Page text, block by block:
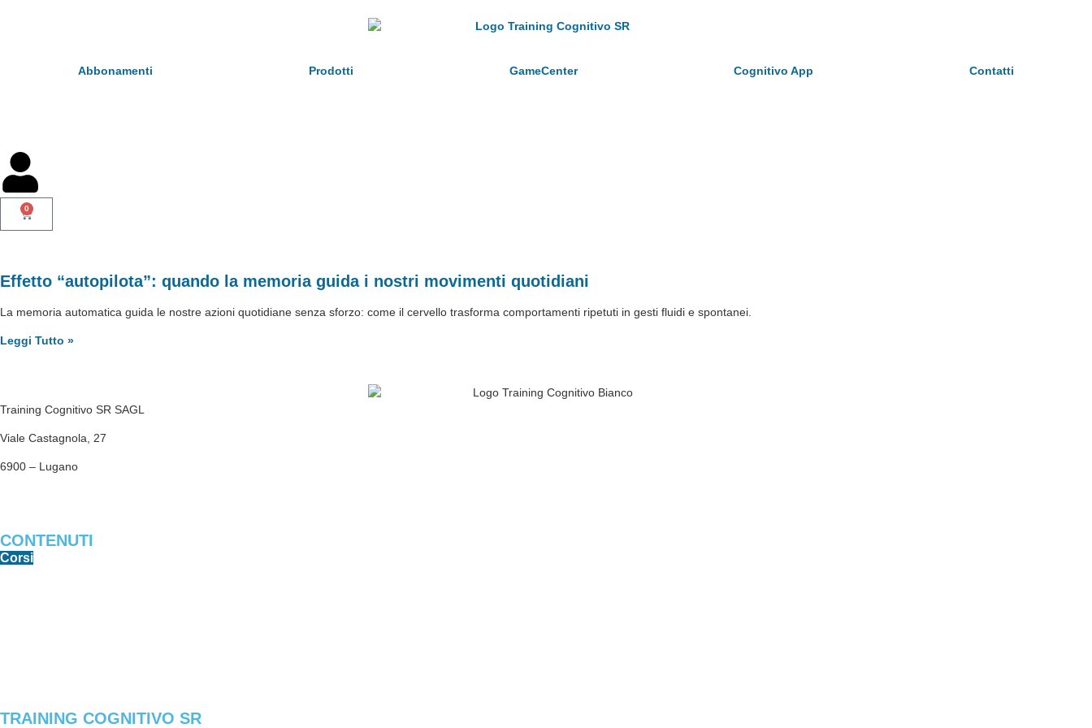
Abbonamenti Prodotti GameCenter Cognitivo App Contatti
0
Effetto “autopilota”: quando la memoria guida i nostri movimenti quotidiani
La memoria automatica guida le nostre azioni quotidiane senza sforzo: come il cervello trasforma comportamenti ripetuti in gesti fluidi e spontanei.
Leggi Tutto »
Training Cognitivo SR SAGL
Viale Castagnola, 27
6900 – Lugano
CONTENUTI
Corsi
TRAINING COGNITIVO SR